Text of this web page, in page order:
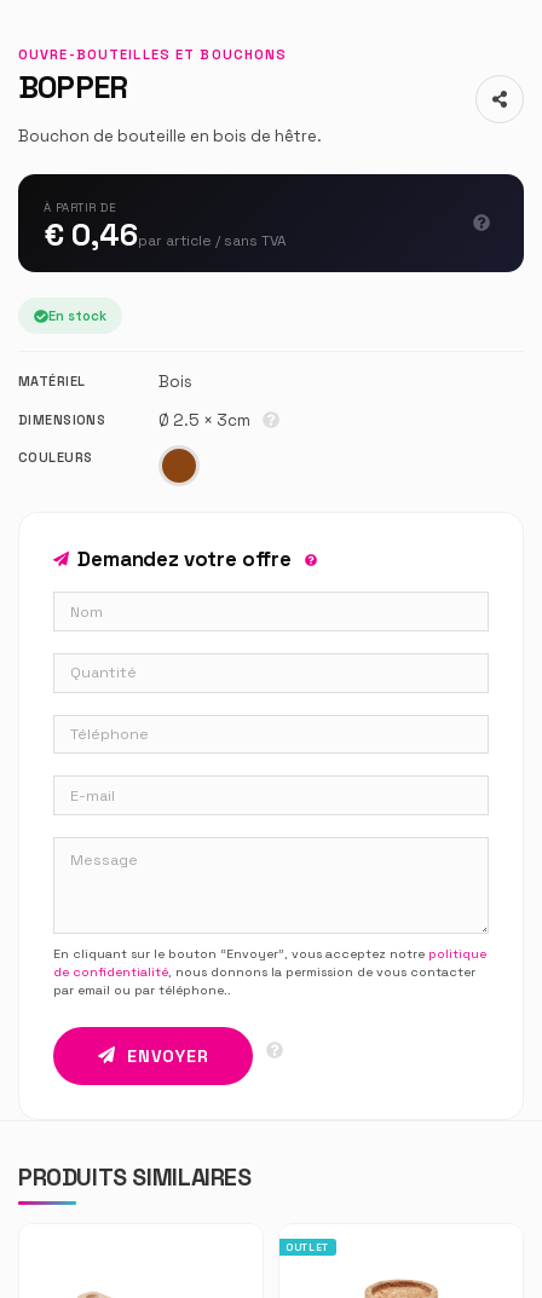
OUVRE-BOUTEILLES ET BOUCHONS
BOPPER
Bouchon de bouteille en bois de hêtre.
À PARTIR DE
€ 0,46par article / sans TVA
En stock
MATÉRIEL Bois
DIMENSIONS Ø 2.5 × 3cm
COULEURS
Demandez votre offre
En cliquant sur le bouton “Envoyer”, vous acceptez notre politique
de confidentialité, nous donnons la permission de vous contacter
par email ou par téléphone..
ENVOYER
PRODUITS SIMILAIRES
OUTLET